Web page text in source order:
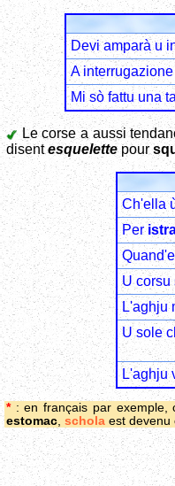
Devi amparà u
A
Mi sò fattu una
Le corse a aussi
disentesquelettepour
Ch'ella
Per
U corsu
L'aghju
U sole
L'aghju
*: en français par exemple,
estomac schola est devenu